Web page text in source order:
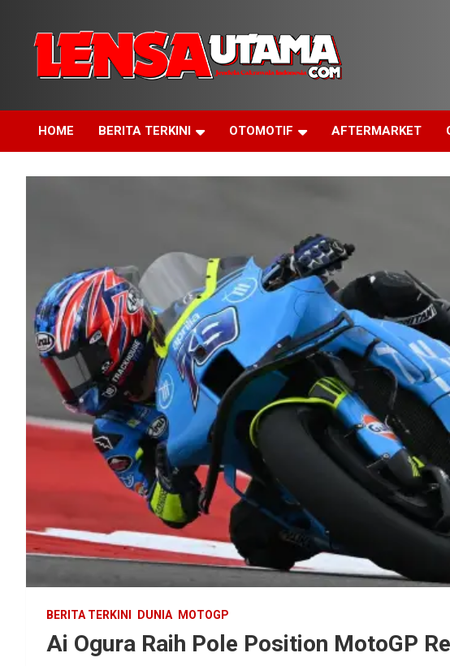
content
LensaUtama
HOME BERITA TERKINI OTOMOTIF AFTERMARKET
BERITA TERKINI DUNIA MOTOGP
Ai Ogura Raih Pole Position MotoGP